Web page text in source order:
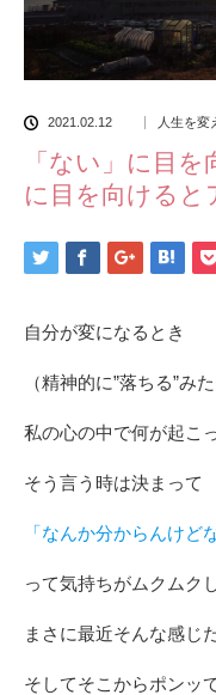
2021.02.12 人生を
「ない」に目
に目を向けると
自分が変になるとき
（精神的に”落ちる”み
私の心の中で何が起こ
そう言う時は決まって
「なんか分からんけど
って気持ちがムクムク
まさに最近そんな感じ
そしてそこからポンッ